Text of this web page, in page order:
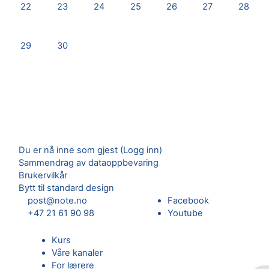
Ingen avtaler, mandag, 22. september
22 Ingen avtaler, tirsdag, 23. september
23 Ingen avtaler, onsdag, 24. september
24 Ingen avtaler, torsdag, 25.
25 Ingen avtaler, fredag,
26 Ingen avtaler,
27 Ingen
28
Ingen avtaler, mandag, 29. september
29 Ingen avtaler, tirsdag, 30. september
30
Du er nå inne som gjest (Logg inn)
Sammendrag av dataoppbevaring
Brukervilkår
Bytt til standard design
post@note.no
+47 21 61 90 98
Facebook
Youtube
Kurs
Våre kanaler
For lærere